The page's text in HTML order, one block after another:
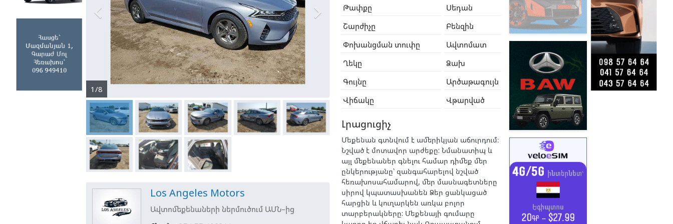
1/8
 
Los Angeles Motors
Ավտոմեքենաների ներմուծում ԱՄՆ–ից
Թափքը
Սեդան
Շարժիչը
Բենզին
Փոխանցման տուփը
Ավտոմատ
Ղեկը
Ձախ
Գույնը
Արծաթագույն
Վիճակը
Վթարված
Լրացուցիչ
Մեքենան գտնվում է ամերիկյան աճուրդում։
Նշված է մոտավոր արժեքը: Նմանատիպ և
այլ մեքենաներ գնելու համար դիմեք մեր
ընկերությանը՝ զանգահարելով նշված
հեռախոսահամարով, մեր մասնագետները
սիրով կպատասխանեն Ձեր ցանկացած
հարցին և կուղարկեն առկա բոլոր
տարբերակները: Մեքենայի գումարը